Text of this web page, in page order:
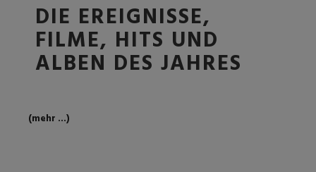
DIE EREIGNISSE,
FILME, HITS UND
ALBEN DES JAHRES
(mehr …)